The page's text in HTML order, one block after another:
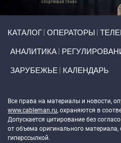
КАТАЛОГ ОПЕРАТОРЫ
АНАЛИТИКА
ЗАРУБЕЖЬЕ КАЛЕНДАРЬ
Все права на материалы и новости,
www.cableman.ru, охраняются в
Допускается цитирование без
от объема оригинального
гиперссылкой.